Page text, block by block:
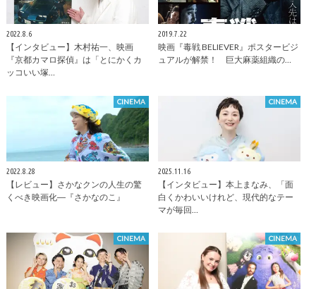
2022.8.6
【インタビュー】木村祐一、映画
『京都カマロ探偵』は「とにかくカ
ッコいい塚…
2019.7.22
映画『毒戦 BELIEVER』ポスタービジ
ュアルが解禁！ 巨大麻薬組織の…
CINEMA
2022.8.28
【レビュー】さかなクンの人生の驚
くべき映画化―『さかなのこ』
CINEMA
2025.11.16
【インタビュー】本上まなみ、「面
白くかわいいけれど、現代的なテー
マが毎回…
CINEMA CINEMA